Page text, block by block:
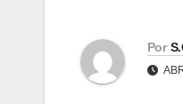
Por